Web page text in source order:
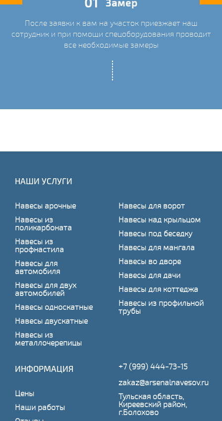
После заявки к вам на участок приезжает наш
сотрудник и при помощи спецоборудования проводит
все необходимые замеры
НАШИ УСЛУГИ
Навесы арочные
Навесы из
поликарбоната
Навесы из
профнастила
Навесы для
автомобиля
Навесы для двух
автомобилей
Навесы односкатные
Навесы двускатные
Навесы из
металлочерепицы
Навесы для ворот
Навесы над крыльцом
Навесы под беседку
Навесы для мангала
Навесы во дворе
Навесы для дачи
Навесы для коттеджа
Навесы из профильной
трубы
ИНФОРМАЦИЯ
Цены
Наши работы
+7 (999) 444-73-15
zakaz@arsenalnavesov.ru
Тульская область,
Киреевский район,
г.Болохово